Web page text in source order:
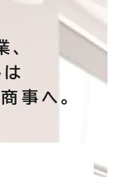
事へ。